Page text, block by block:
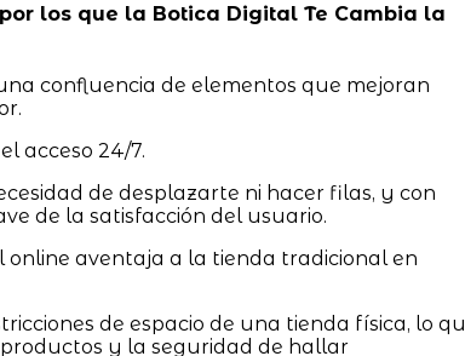
los que la Botica Digital Te Cambia la
confluencia de elementos que mejoran
acceso 24/7.
de desplazarte ni hacer filas, y con
de la satisfacción del usuario.
aventaja a la tienda tradicional en
de espacio de una tienda física, lo
y la seguridad de hallar